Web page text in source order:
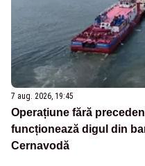
7 aug. 2026, 19:45
Operațiune fără
funcționează digul din
Cernavodă